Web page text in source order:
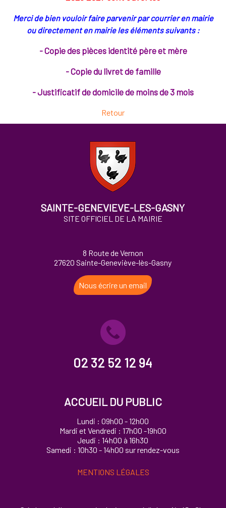
Merci de bien vouloir faire parvenir par courrier en mairie
ou directement en mairie les éléments suivants :
- Copie des pièces identité père et mère
- Copie du livret de famille
- Justificatif de domicile de moins de 3 mois
Retour
SAINTE-GENEVIEVE-LES-GASNY
SITE OFFICIEL DE LA MAIRIE
8 Route de Vernon
27620 Sainte-Geneviève-lès-Gasny
Nous écrire un email
02 32 52 12 94
ACCUEIL DU PUBLIC
Lundi : 09h00 - 12h00
Mardi et Vendredi : 17h00 -19h00
Jeudi : 14h00 à 16h30
Samedi : 10h30 - 14h00 sur rendez-vous
MENTIONS LÉGALES